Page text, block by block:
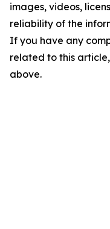
images, videos,
reliability of the
If you have any
related to this
above.